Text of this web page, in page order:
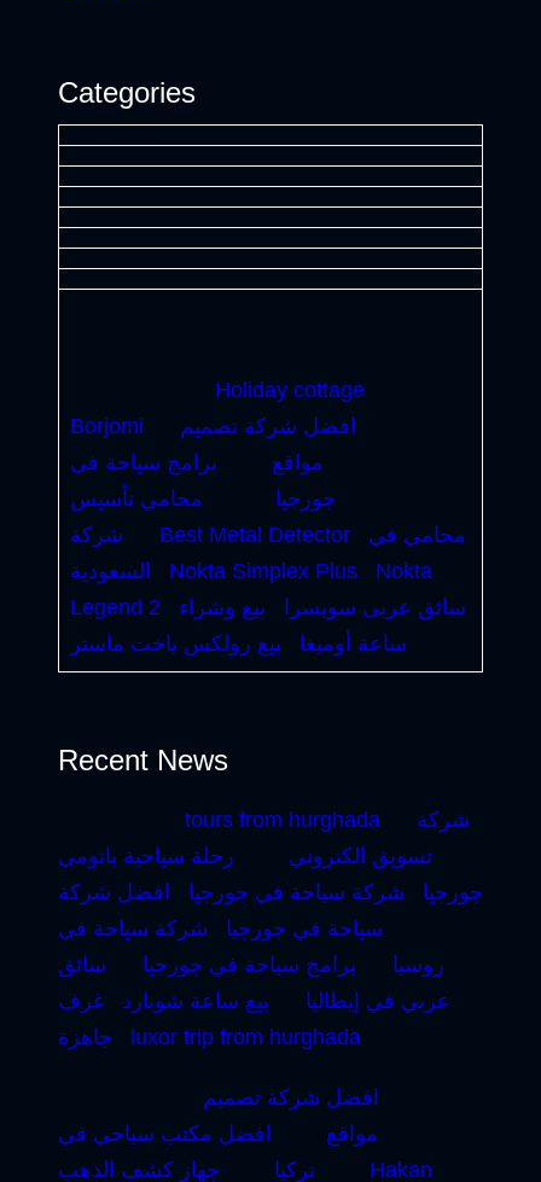
Categories
Holiday cottage
Borjomi
افضل شركة تصميم
مواقع
برامج سياحة في
جورجيا
محامي تأسيس
شركة
Best Metal Detector
محامي في
السعودية
Nokta Simplex Plus
Nokta
Legend 2
سائق عربى سويسرا
بيع وشراء
ساعة أوميغا
بيع رولكس ياخت ماستر
Recent News
tours from hurghada
شركة
تسويق الكتروني
رحلة سياحية باتومي
جورجيا
شركة سياحة في جورجيا
افضل شركة
سياحة في جورجيا
شركة سياحة في
روسيا
برامج سياحة في جورجيا
سائق
عربي في إيطاليا
بيع ساعة شوبارد
غرف
جاهزة
luxor trip from hurghada
افضل شركة تصميم
مواقع
افضل مكتب سياحي في
تركيا
جهاز كشف الذهب Hakan